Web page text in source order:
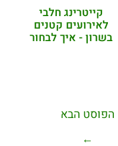
קייטרינג חלבי
לאירועים קטנים
בשרון - איך לבחור
הפוסט הבא
←